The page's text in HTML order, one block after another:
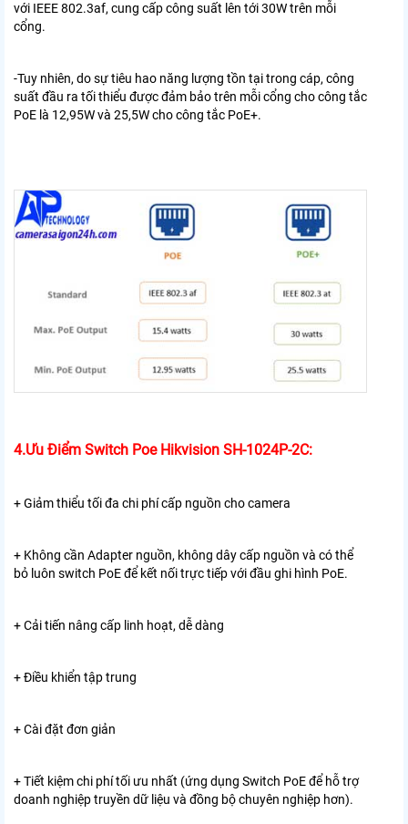
với IEEE 802.3af, cung cấp công suất lên tới 30W trên mỗi
cổng.
-Tuy nhiên, do sự tiêu hao năng lượng tồn tại trong cáp, công
suất đầu ra tối thiểu được đảm bảo trên mỗi cổng cho công tắc
PoE là 12,95W và 25,5W cho công tắc PoE+.
4.Ưu Điểm Switch Poe Hikvision SH-1024P-2C:
+ Giảm thiểu tối đa chi phí cấp nguồn cho camera
+ Không cần Adapter nguồn, không dây cấp nguồn và có thể
bỏ luôn switch PoE để kết nối trực tiếp với đầu ghi hình PoE.
+ Cải tiến nâng cấp linh hoạt, dễ dàng
+ Điều khiển tập trung
+ Cài đặt đơn giản
+ Tiết kiệm chi phí tối ưu nhất (ứng dụng Switch PoE để hỗ trợ
doanh nghiệp truyền dữ liệu và đồng bộ chuyên nghiệp hơn).